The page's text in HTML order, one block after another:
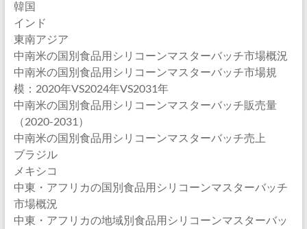
韓国
インド
東南アジア
中南米の国別食品用シリコーンマスターバッチ市場概況
中南米の国別食品用シリコーンマスターバッチ市場規
模：2020年VS2024年VS2031年
中南米の国別食品用シリコーンマスターバッチ販売量
（2020-2031）
中南米の国別食品用シリコーンマスターバッチ売上
ブラジル
メキシコ
中東・アフリカの国別食品用シリコーンマスターバッチ
市場概況
中東・アフリカの地域別食品用シリコーンマスターバッ